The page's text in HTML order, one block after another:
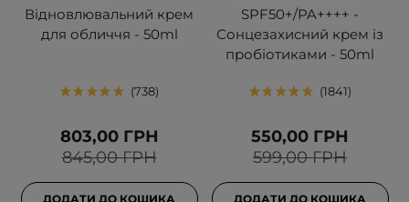
Відновлювальний крем
для обличчя - 50ml
738
845,00 ГРН
803,00 ГРН
ДОДАТИ ДО КОШИКА
SPF50+/PA++++ -
Сонцезахисний крем із
пробіотиками - 50ml
1841
599,00 ГРН
550,00 ГРН
ДОДАТИ ДО КОШИКА